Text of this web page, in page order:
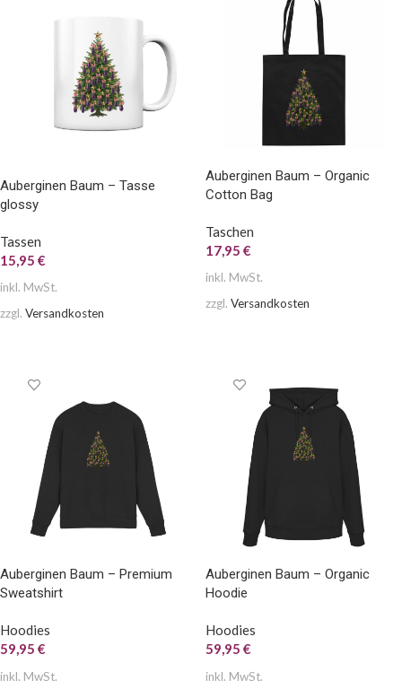
Auberginen Baum – Tasse
glossy
Tassen
15,95 €
inkl. MwSt.
zzgl. Versandkosten
Auberginen Baum – Organic
Cotton Bag
Taschen
17,95 €
inkl. MwSt.
zzgl. Versandkosten
Auberginen Baum – Premium
Sweatshirt
Hoodies
59,95 €
inkl. MwSt.
Auberginen Baum – Organic
Hoodie
Hoodies
59,95 €
inkl. MwSt.